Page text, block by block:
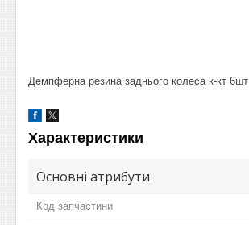
Демпферна резина заднього колеса к-кт 6шт
Характеристики
Основні атрибути
Код запчастини